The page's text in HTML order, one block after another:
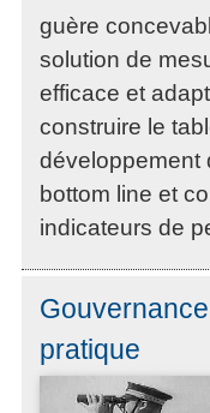
guère
solution de
efficace et
construire le
développement
bottom line et
indicateurs de
pratique